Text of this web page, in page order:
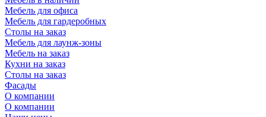
Мебель для офиса
Мебель для гардеробных
Столы на заказ
Мебель для лаунж-зоны
Мебель на заказ
Кухни на заказ
Столы на заказ
Фасады
О компании
О компании